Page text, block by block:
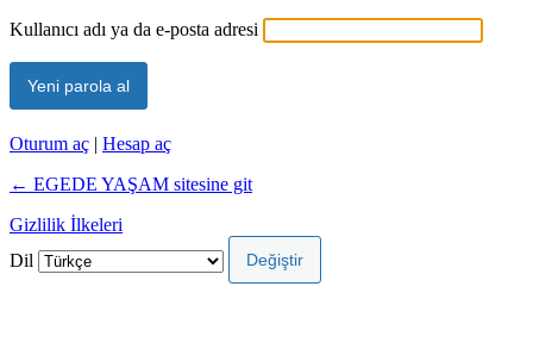
Kullanıcı adı ya da e-posta adresi
Oturum aç | Hesap aç
← EGEDE YAŞAM sitesine git
Gizlilik İlkeleri
Dil